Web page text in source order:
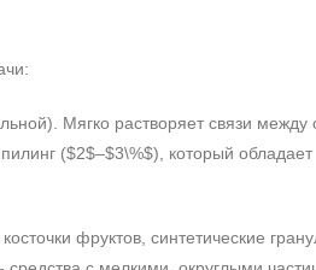
Мягко растворяет связи между
($2$–$3\%$), который обладает
фруктов, синтетические